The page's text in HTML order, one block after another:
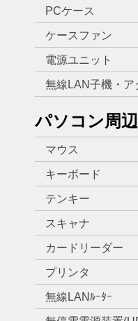
PCケース
ケースファン
電源ユニット
無線LAN子機・ア
パソコン周
マウス
キーボード
テンキー
スキャナ
カードリーダー
プリンタ
無線LANﾙｰﾀｰ